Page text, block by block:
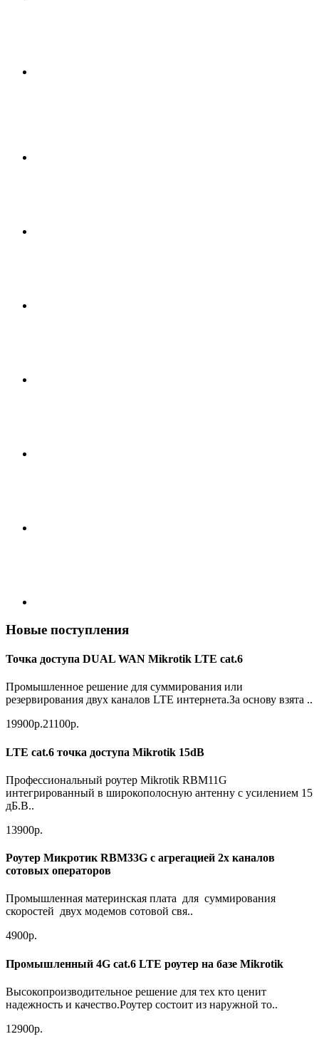
Новые поступления
Точка доступа DUAL WAN Mikrotik LTE cat.6
Промышленное решение для суммирования или
резервирования двух каналов LTE интернета.За основу взята ..
19900р.21100р.
LTE cat.6 точка доступа Mikrotik 15dB
Профессиональный роутер Mikrotik RBM11G
интегрированный в широкополосную антенну с усилением 15
дБ.В..
13900р.
Роутер Микротик RBM33G с агрегацией 2х каналов
сотовых операторов
Промышленная материнская плата для суммирования
скоростей двух модемов сотовой свя..
4900р.
Промышленный 4G cat.6 LTE роутер на базе Mikrotik
Высокопроизводительное решение для тех кто ценит
надежность и качество.Роутер состоит из наружной то..
12900р.